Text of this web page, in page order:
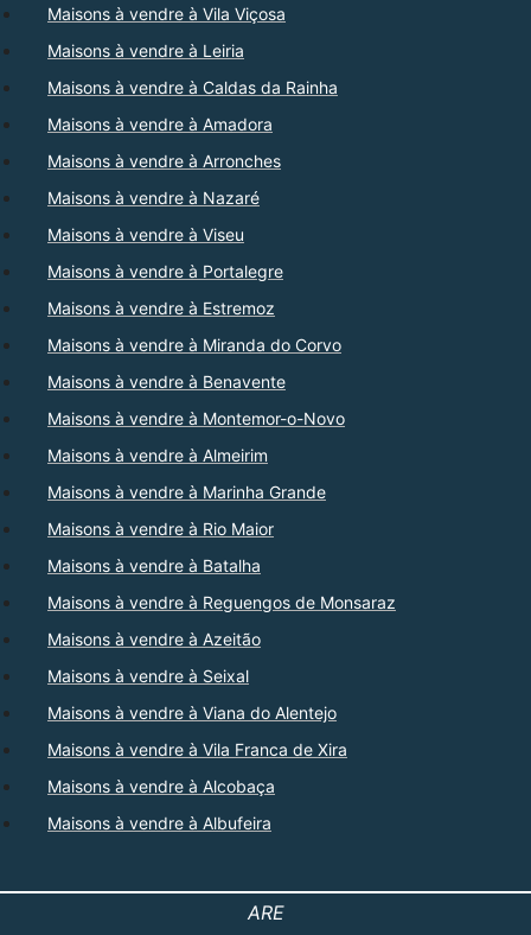
Maisons à vendre à Vila Viçosa
Maisons à vendre à Leiria
Maisons à vendre à Caldas da Rainha
Maisons à vendre à Amadora
Maisons à vendre à Arronches
Maisons à vendre à Nazaré
Maisons à vendre à Viseu
Maisons à vendre à Portalegre
Maisons à vendre à Estremoz
Maisons à vendre à Miranda do Corvo
Maisons à vendre à Benavente
Maisons à vendre à Montemor-o-Novo
Maisons à vendre à Almeirim
Maisons à vendre à Marinha Grande
Maisons à vendre à Rio Maior
Maisons à vendre à Batalha
Maisons à vendre à Reguengos de Monsaraz
Maisons à vendre à Azeitão
Maisons à vendre à Seixal
Maisons à vendre à Viana do Alentejo
Maisons à vendre à Vila Franca de Xira
Maisons à vendre à Alcobaça
Maisons à vendre à Albufeira
ARE